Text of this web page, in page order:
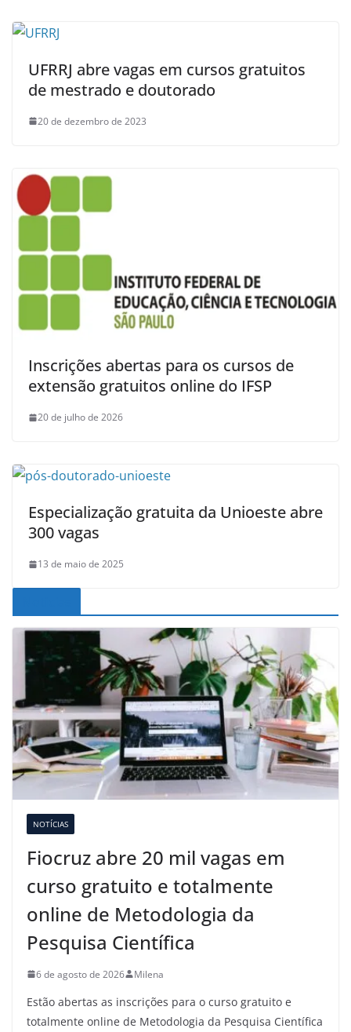
UFRRJ abre vagas em cursos gratuitos
de mestrado e doutorado
20 de dezembro de 2023
Inscrições abertas para os cursos de
extensão gratuitos online do IFSP
20 de julho de 2026
Especialização gratuita da Unioeste abre
300 vagas
13 de maio de 2025
NOTÍCIAS
Fiocruz abre 20 mil vagas em
curso gratuito e totalmente
online de Metodologia da
Pesquisa Científica
6 de agosto de 2026 Milena
Estão abertas as inscrições para o curso gratuito e
totalmente online de Metodologia da Pesquisa Científica